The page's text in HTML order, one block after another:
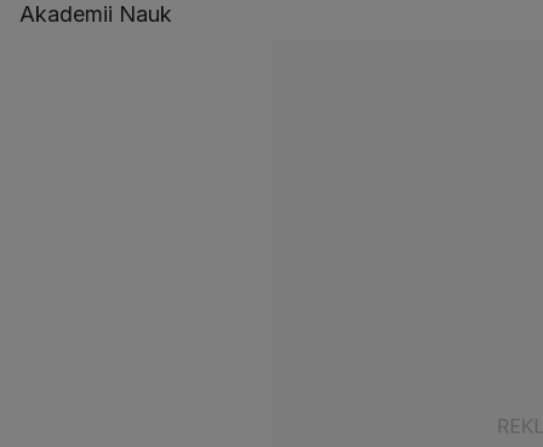
Akademii Nauk